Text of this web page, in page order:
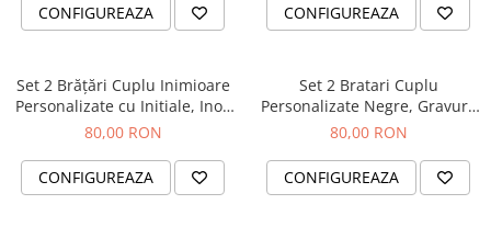
Coliere
Semn de carte
Card metalic
Cadouri Copii
CONFIGUREAZA CONFIGUREAZA
Set 2 Brățări Cuplu Inimioare
Personalizate cu Initiale, Inox
Waterproof, impletite
80,00 RON
CONFIGUREAZA
Set 2 Bratari Cuplu
Personalizate Negre, Gravura
Nume sau Data, cu Cristale
80,00 RON
CONFIGUREAZA